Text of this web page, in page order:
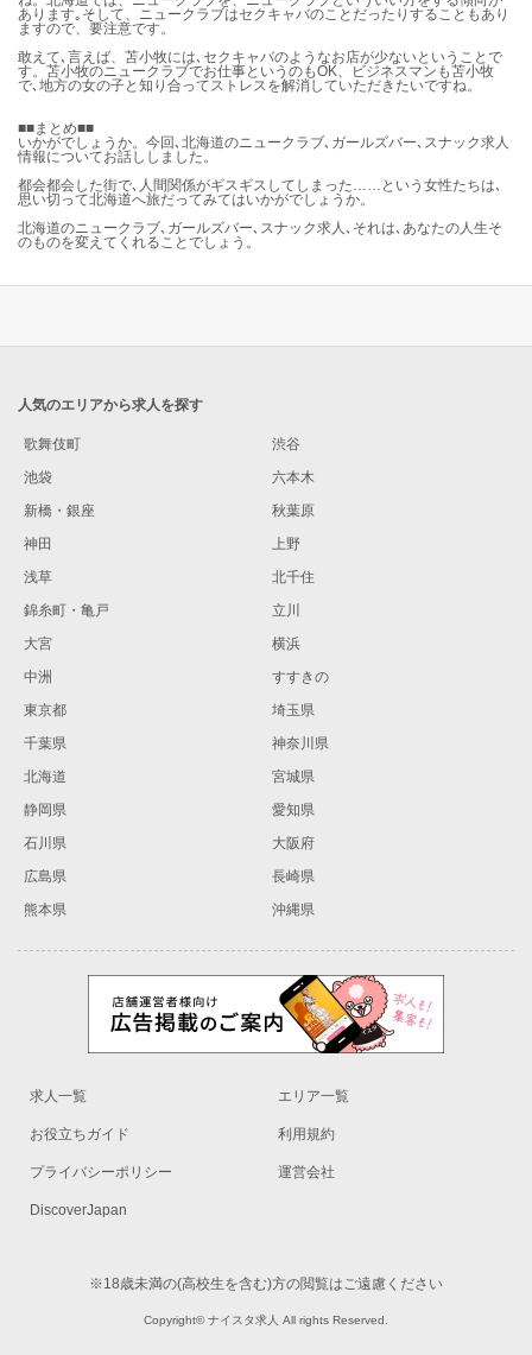
あります｡そして、ニュークラブはセクキャバのことだったりすることもあり
ますので、要注意です。
敢えて､言えば、苫小牧には､セクキャバのようなお店が少ないということで
す。苫小牧のニュークラブでお仕事というのもOK、ビジネスマンも苫小牧
で､地方の女の子と知り合ってストレスを解消していただきたいですね。
■■まとめ■■
いかがでしょうか。今回､北海道のニュークラブ､ガールズバー､スナック求人
情報についてお話ししました。
都会都会した街で､人間関係がギスギスしてしまった……という女性たちは､
思い切って北海道へ旅だってみてはいかがでしょうか。
北海道のニュークラブ､ガールズバー､スナック求人､それは､あなたの人生そ
のものを変えてくれることでしょう。
人気のエリアから求人を探す
歌舞伎町
渋谷
池袋
六本木
新橋・銀座
秋葉原
神田
上野
浅草
北千住
錦糸町・亀戸
立川
大宮
横浜
中洲
すすきの
東京都
埼玉県
千葉県
神奈川県
北海道
宮城県
静岡県
愛知県
石川県
大阪府
広島県
長崎県
熊本県
沖縄県
求人一覧 エリア一覧
お役立ちガイド 利用規約
プライバシーポリシー 運営会社
DiscoverJapan
※18歳未満の(高校生を含む)方の閲覧はご遠慮ください
Copyright© ナイスタ求人 All rights Reserved.